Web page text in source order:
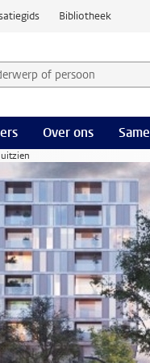
Bibliotheek
of persoon
Over ons